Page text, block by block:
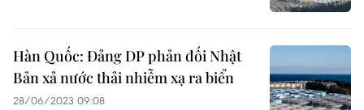
Hàn Quốc: Đảng DP phản đối Nhật
Bản xả nước thải nhiễm xạ ra biển
28/06/2023 09:08